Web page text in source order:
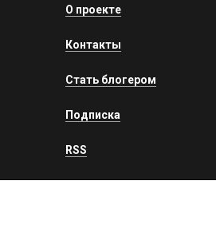
О проекте
Контакты
Стать блогером
Подписка
RSS